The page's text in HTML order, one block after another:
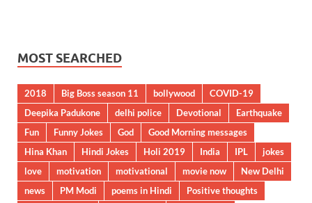
MOST SEARCHED
2018 Big Boss season 11 bollywood
COVID-19
Deepika Padukone
delhi police Devotional
Earthquake
Fun
Funny Jokes God
Good Morning messages
Hina Khan
Hindi Jokes Holi 2019 India IPL
jokes
love
motivation motivational movie now
New Delhi
news
PM Modi poems in Hindi
Positive thoughts